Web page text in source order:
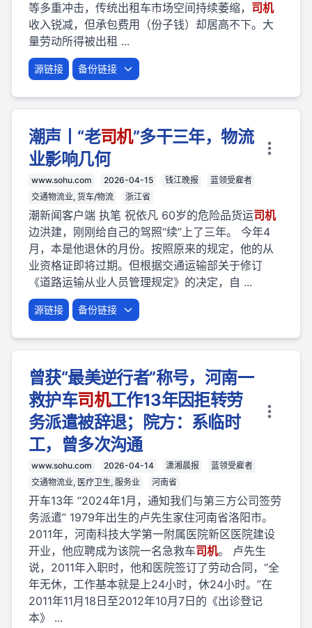
等多重冲击，传统出租车市场空间持续萎缩， 司机
收入锐减，但承包费用（份子钱）却居高不下。大
量劳动所得被出租 ...
源链接 备份链接
潮声丨“老司机”多干三年，物流
业影响几何
www.sohu.com 2026-04-15 钱江晚报
蓝领受雇者
交通物流业, 货车/物流
浙江省
潮新闻客户端 执笔 祝依凡 60岁的危险品货运司机
边洪建，刚刚给自己的驾照“续”上了三年。 今年4
月，本是他退休的月份。按照原来的规定，他的从
业资格证即将过期。但根据交通运输部关于修订
《道路运输从业人员管理规定》的决定，自 ...
源链接 备份链接
曾获“最美逆行者”称号，河南一
救护车司机工作13年因拒转劳
务派遣被辞退；院方：系临时
工，曾多次沟通
www.sohu.com 2026-04-14 潇湘晨报
蓝领受雇者
交通物流业, 医疗卫生, 服务业
河南省
开车13年 “2024年1月，通知我们与第三方公司签劳
务派遣” 1979年出生的卢先生家住河南省洛阳市。
2011年，河南科技大学第一附属医院新区医院建设
开业，他应聘成为该院一名急救车司机。 卢先生
说，2011年入职时，他和医院签订了劳动合同，“全
年无休，工作基本就是上24小时，休24小时。”在
2011年11月18日至2012年10月7日的《出诊登记
本》 ...